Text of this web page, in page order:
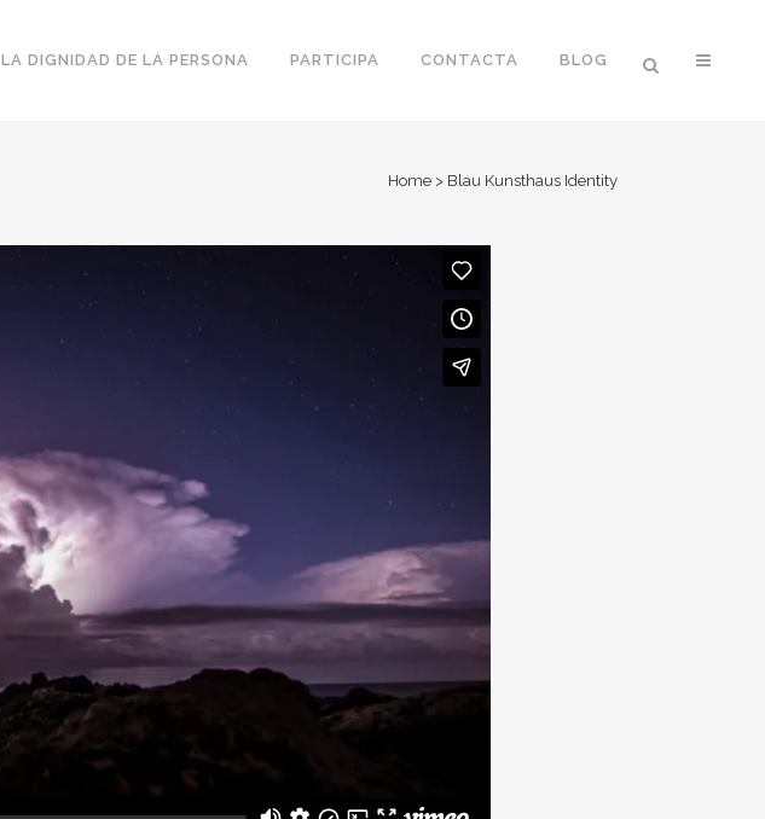
LA DIGNIDAD DE LA PERSONA PARTICIPA CONTACTA BLOG
Home > Blau Kunsthaus Identity